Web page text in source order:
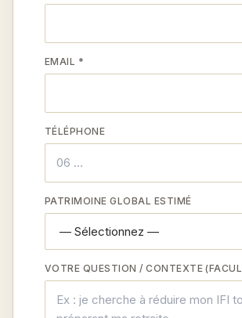
EMAIL *
TÉLÉPHONE
PATRIMOINE GLOBAL ESTIMÉ
VOTRE QUESTION / CONTEXTE